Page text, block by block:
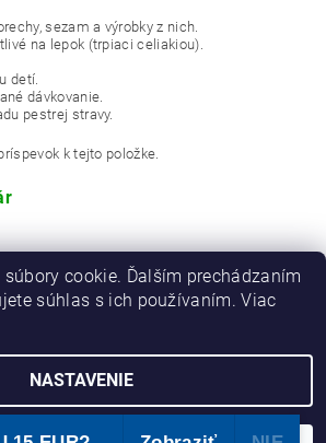
sezam a výrobky z nich.
na lepok (trpiaci celiakiou).
detí.
dávkovanie.
pestrej stravy.
k tejto položke.
NATURHOUSE, všetky práva vyhradené
cookie. Ďalším prechádzaním
súhlas s ich používaním. Viac
NASTAVENIE